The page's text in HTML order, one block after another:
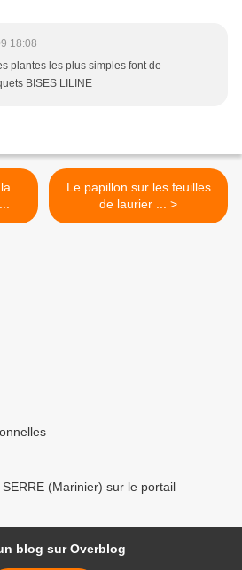
18:08
plantes les plus simples font de
BISES LILINE
Le papillon sur les feuilles
de laurier ... >
(Marinier) sur le portail
blog sur Overblog